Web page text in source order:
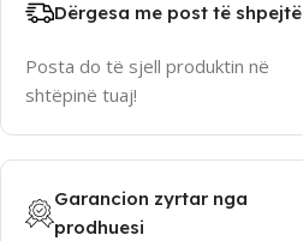
Dërgesa me post të shpejtë
Posta do të sjell produktin në
shtëpinë tuaj!
Garancion zyrtar nga
prodhuesi